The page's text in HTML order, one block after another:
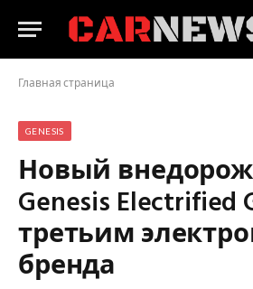
Главная страница
GENESIS
Новый
Genesis Electrified
третьим
бренда